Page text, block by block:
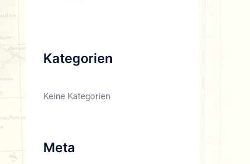
Kategorien
Keine Kategorien
Meta